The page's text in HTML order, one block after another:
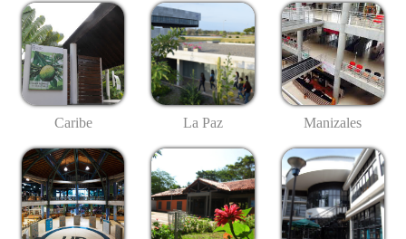
Caribe La Paz Manizales